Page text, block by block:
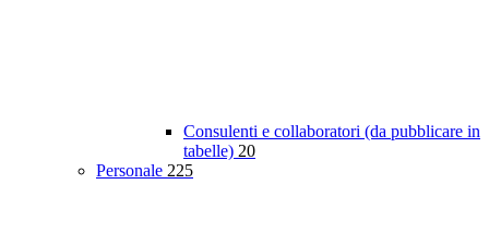
Consulenti e collaboratori (da pubblicare in
tabelle) 20
Personale 225